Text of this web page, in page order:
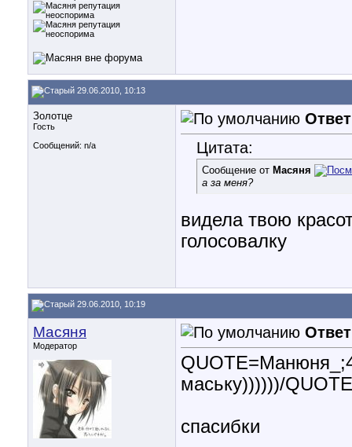
29.06.2010, 10:13
Золотце
Гость
Сообщений: n/a
Цитата:
Сообщение от Масяня
а за меня?
видела твою
голосовалку
29.06.2010, 10:19
Масяня
Модератор
маську))))))/
спасибки